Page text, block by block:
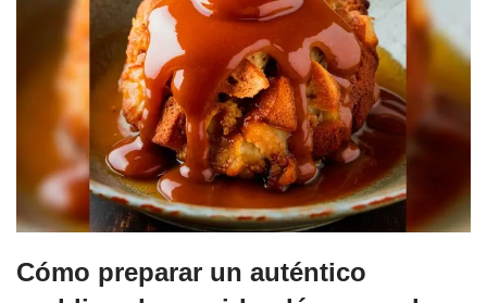
Cómo preparar un auténtico